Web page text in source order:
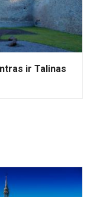
ir Talinas